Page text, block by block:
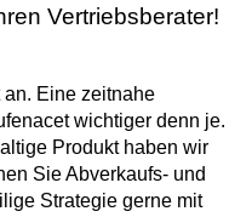
Vertriebsberater!
Eine zeitnahe
wichtiger denn je.
Produkt haben wir
Sie Abverkaufs- und
Strategie gerne mit